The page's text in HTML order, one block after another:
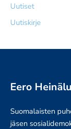
Uutiset
Uutiskirje
Eero
Suomalaisten
jäsen